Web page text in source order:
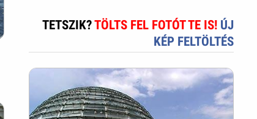
TETSZIK?TÖLTS FEL FOTÓT TE IS! ÚJ
KÉP FELTÖLTÉS